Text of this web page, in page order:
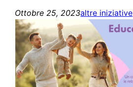
Ottobre 25, 2023altre iniziative